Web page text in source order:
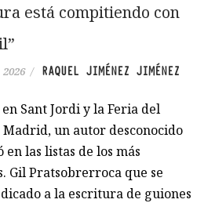
está compitiendo con
/ RAQUEL JIMÉNEZ JIMÉNEZ
en Sant Jordi y la Feria del
un autor desconocido
las listas de los más
Gil Pratsobrerroca que se
a la escritura de guiones